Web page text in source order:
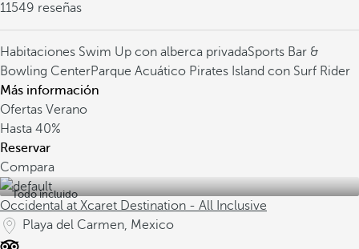
11549 reseñas
Habitaciones Swim Up con alberca privadaSports Bar &
Bowling CenterParque Acuático Pirates Island con Surf Rider
Más información
Ofertas Verano
Hasta 40%
Reservar
Compara
Todo incluido
Occidental at Xcaret Destination - All Inclusive
Playa del Carmen, Mexico